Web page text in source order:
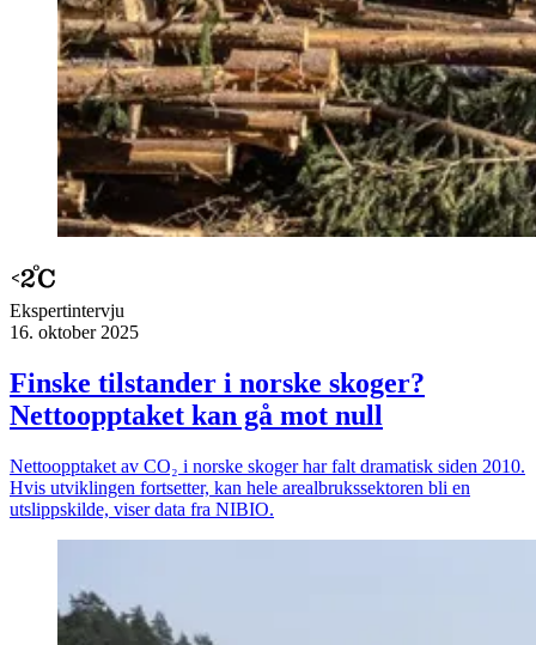
Ekspert­intervju
16. oktober 2025
Finske tilstander i norske skoger?
Nettoopptaket kan gå mot null
Nettoopptaket av CO₂ i norske skoger har falt dramatisk siden 2010.
Hvis utviklingen fortsetter, kan hele arealbrukssektoren bli en
utslippskilde, viser data fra NIBIO.